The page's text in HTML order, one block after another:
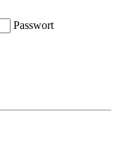
Passwort